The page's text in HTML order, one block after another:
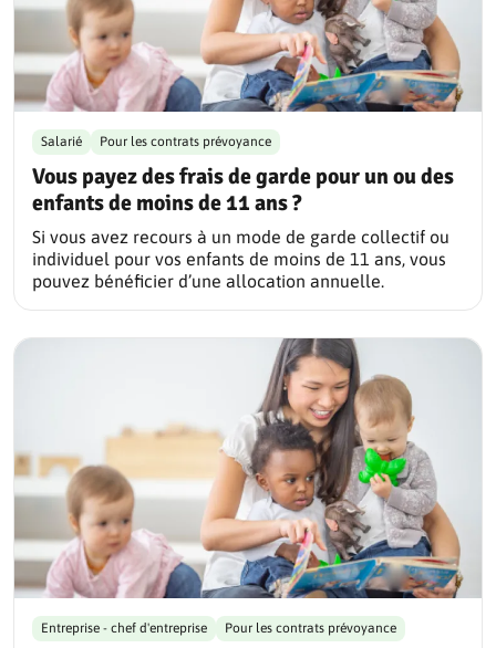
Vous payez des frais de garde pour un ou des
enfants de moins de 11 ans ?
Salarié Pour les contrats prévoyance
Si vous avez recours à un mode de garde collectif ou
individuel pour vos enfants de moins de 11 ans, vous
pouvez bénéficier d’une allocation annuelle.
Entreprise - chef d'entreprise Pour les contrats prévoyance